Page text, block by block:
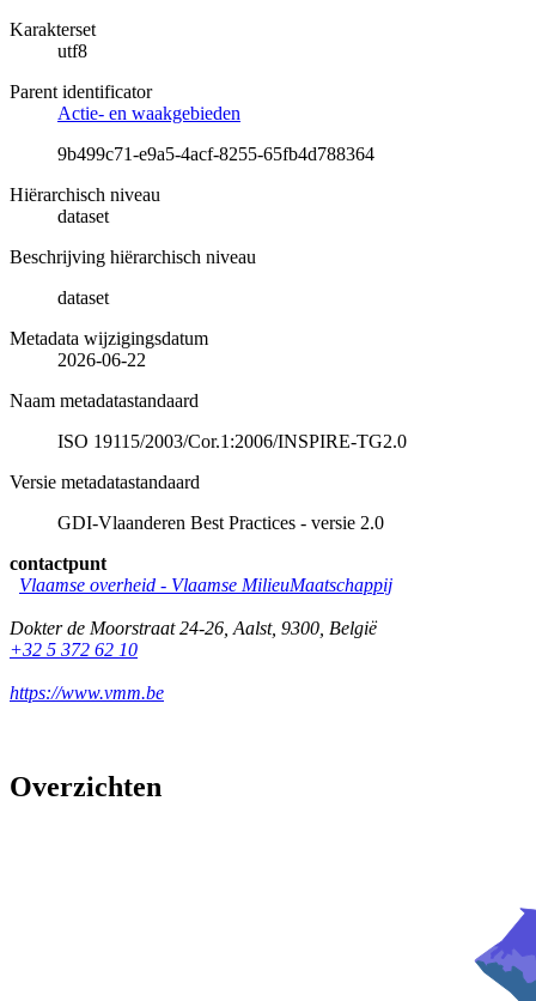
Karakterset
utf8
Parent identificator
Actie- en waakgebieden
9b499c71-e9a5-4acf-8255-65fb4d788364
Hiërarchisch niveau
dataset
Beschrijving hiërarchisch niveau
dataset
Metadata wijzigingsdatum
2026-06-22
Naam metadatastandaard
ISO 19115/2003/Cor.1:2006/INSPIRE-TG2.0
Versie metadatastandaard
GDI-Vlaanderen Best Practices - versie 2.0
contactpunt
Vlaamse overheid - Vlaamse MilieuMaatschappij
Dokter de Moorstraat 24-26 Aalst, 9300 België
+32 5 372 62 10
https://www.vmm.be
Overzichten